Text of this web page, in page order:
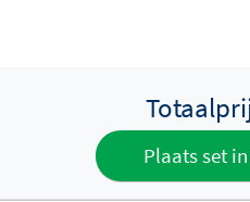
Plaats set